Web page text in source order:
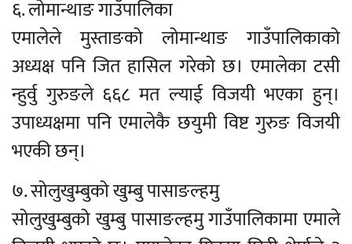
६. लोमान्थाङ गाउँपालिका
एमालेले मुस्ताङको लोमान्थाङ गाउँपालिकाको
अध्यक्ष पनि जित हासिल गरेको छ। एमालेका टसी
न्हुर्वु गुरुङले ६६८ मत ल्याई विजयी भएका हुन्।
उपाध्यक्षमा पनि एमालेकै छयुमी विष्ट गुरुङ विजयी
भएकी छन्।
७. सोलुखुम्बुको खुम्बु पासाङल्हमु
सोलुखुम्बुको खुम्बु पासाङल्हमु गाउँपालिकामा एमाले